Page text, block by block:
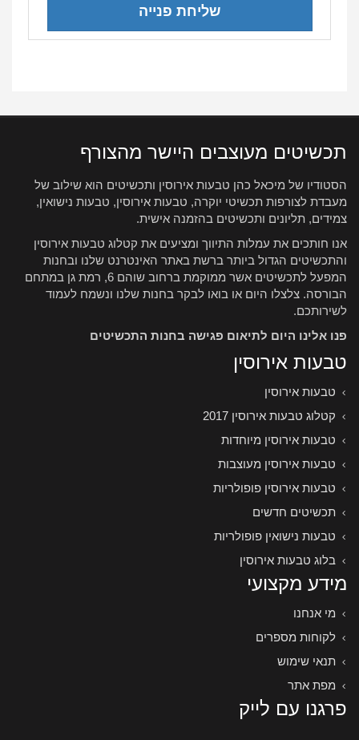
תכשיטים מעוצבים היישר מהצורף
הסטודיו של מיכאל כהן טבעות אירוסין ותכשיטים הוא שילוב של
מעבדת לצורפות תכשיטי יוקרה, טבעות אירוסין, טבעות נישואין,
צמידים, תליונים ותכשיטים בהזמנה אישית.
אנו חותכים את עמלות התיווך ומציעים את קטלוג טבעות אירוסין
והתכשיטים הגדול ביותר ברשת באתר האינטרנט שלנו ובחנות
המפעל לתכשיטים אשר ממוקמת ברחוב שוהם 6, רמת גן במתחם
הבורסה. צלצלו היום או בואו לבקר בחנות שלנו ונשמח לעמוד
לשירותכם.
פנו אלינו היום לתיאום פגישה בחנות התכשיטים
טבעות אירוסין
טבעות אירוסין
קטלוג טבעות אירוסין 2017
טבעות אירוסין מיוחדות
טבעות אירוסין מעוצבות
טבעות אירוסין פופולריות
תכשיטים חדשים
טבעות נישואין פופולריות
בלוג טבעות אירוסין
מידע מקצועי
מי אנחנו
לקוחות מספרים
תנאי שימוש
מפת אתר
פרגנו עם לייק